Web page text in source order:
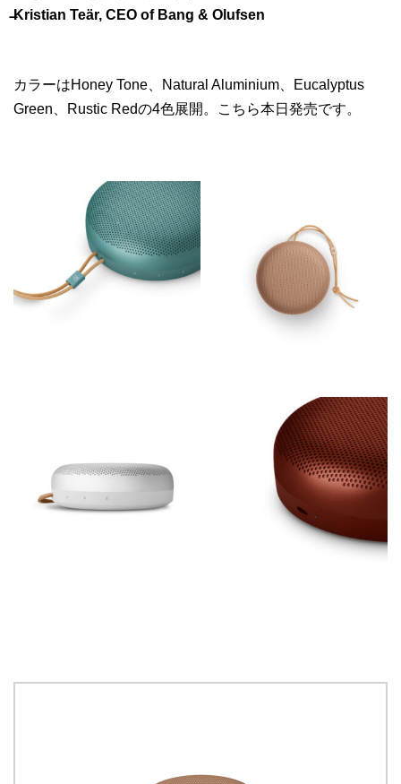
̶Kristian Teär, CEO of Bang & Olufsen
カラーはHoney Tone、Natural Aluminium、Eucalyptus
Green、Rustic Redの4色展開。こちら本日発売です。